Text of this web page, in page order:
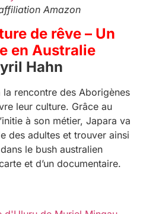
Amazon
de rêve – Un
en Australie
Hahn
rencontre des Aborigènes
leur culture. Grâce au
à son métier, Japara va
des adultes et trouver ainsi
le bush australien
et d’un documentaire.